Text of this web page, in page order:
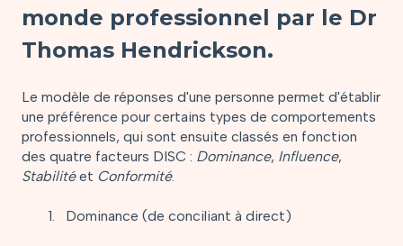
monde professionnel par le Dr
Thomas Hendrickson.
Le modèle de réponses d'une personne permet d'établir
une préférence pour certains types de comportements
professionnels, qui sont ensuite classés en fonction
des quatre facteurs DISC : Dominance, Influence,
Stabilitéet Conformité.
Dominance (de conciliant à direct)